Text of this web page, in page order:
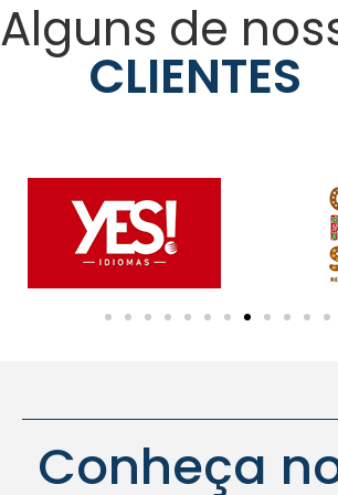
Alguns de
CLIENTES
Conheça